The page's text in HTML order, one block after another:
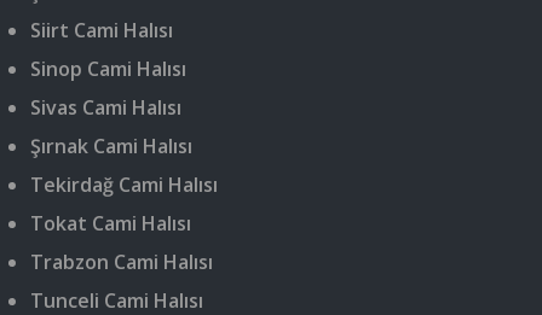
Siirt Cami Halısı
Sinop Cami Halısı
Sivas Cami Halısı
Şırnak Cami Halısı
Tekirdağ Cami Halısı
Tokat Cami Halısı
Trabzon Cami Halısı
Tunceli Cami Halısı